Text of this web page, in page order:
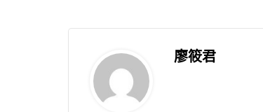
廖筱君